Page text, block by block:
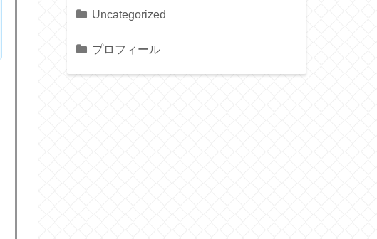
Uncategorized
プロフィール